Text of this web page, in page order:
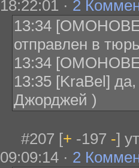
18:22:01 · 2
13:34
отправлен в
13:34
13:35 [KraBel]
Джорджей )
#207 [+ -197 -]
09:09:14 · 2